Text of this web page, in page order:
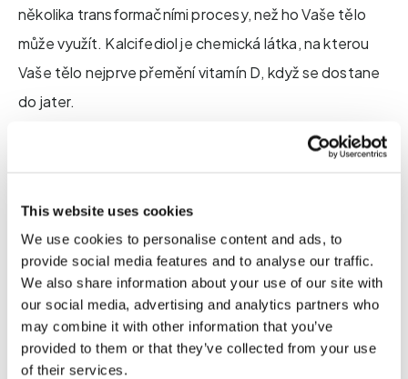
This website uses cookies
We use cookies to personalise content and ads, to
provide social media features and to analyse our traffic.
We also share information about your use of our site with
our social media, advertising and analytics partners who
may combine it with other information that you’ve
provided to them or that they’ve collected from your use
of their services.
několika transformačními procesy, než ho Vaše tělo
může využít. Kalcifediol je chemická látka, na kterou
Vaše tělo nejprve přemění vitamín D, když se dostane
do jater.